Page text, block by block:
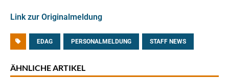
Link zur Originalmeldung
EDAG PERSONALMELDUNG STAFF NEWS
ÄHNLICHE ARTIKEL